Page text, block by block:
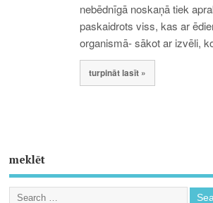
nebēdnīgā noskaņā tiek
paskaidrots viss, kas ar
organismā- sākot ar izvēli,
turpināt lasīt »
meklēt